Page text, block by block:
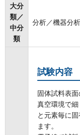
大分
類／
中分
類
分析／機器分析
試験内容
固体試料表
真空環境で
と元素毎に
ます。